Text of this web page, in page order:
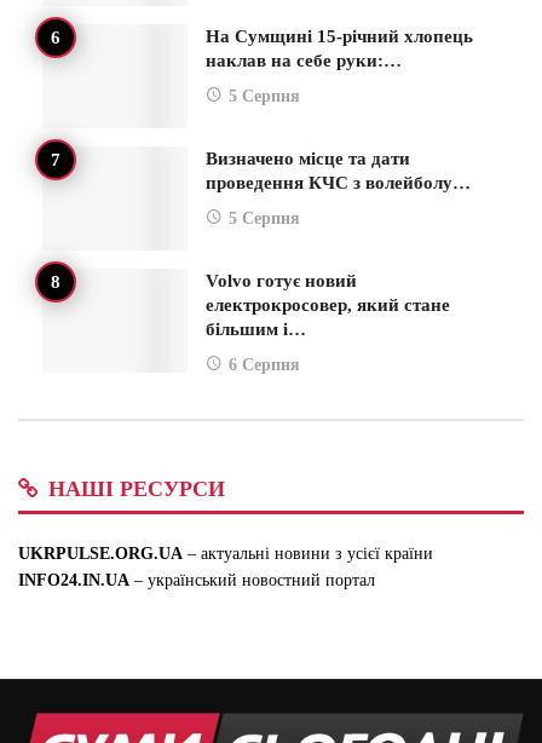
На Сумщині 15-річний хлопець
наклав на себе руки:…
5 Серпня
Визначено місце та дати
проведення КЧС з волейболу…
5 Серпня
Volvo готує новий
електрокросовер, який стане
більшим і…
6 Серпня
НАШІ РЕСУРСИ
UKRPULSE.ORG.UA – актуальні новини з усієї країни
INFO24.IN.UA – український новостний портал